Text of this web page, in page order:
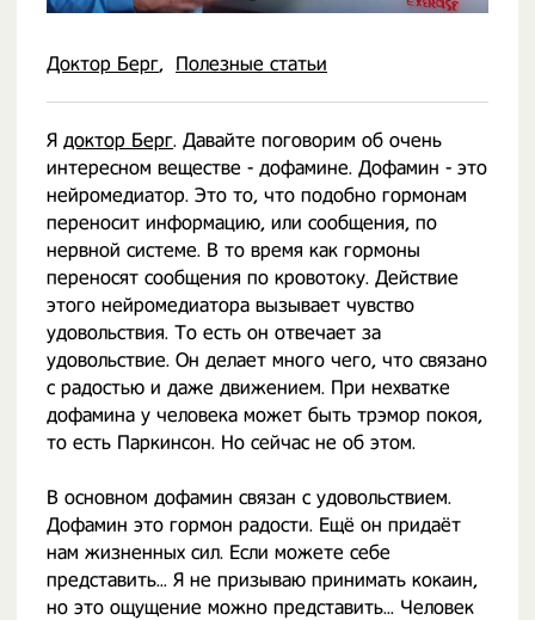
Доктор Берг Полезные статьи
Я доктор Берг. Давайте поговорим об очень
интересном веществе - дофамине. Дофамин - это
нейромедиатор. Это то, что подобно гормонам
переносит информацию, или сообщения, по
нервной системе. В то время как гормоны
переносят сообщения по кровотоку. Действие
этого нейромедиатора вызывает чувство
удовольствия. То есть он отвечает за
удовольствие. Он делает много чего, что связано
с радостью и даже движением. При нехватке
дофамина у человека может быть трэмор покоя,
то есть Паркинсон. Но сейчас не об этом.
В основном дофамин связан с удовольствием.
Дофамин это гормон радости. Ещё он придаёт
нам жизненных сил. Если можете себе
представить... Я не призываю принимать кокаин,
но это ощущение можно представить... Человек